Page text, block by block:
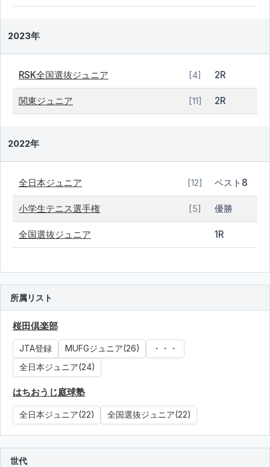
2023年
RSK全国選抜ジュニア [4] 2R
関東ジュニア [11] 2R
2022年
全日本ジュニア [12] ベスト8
小学生テニス選手権 [5] 優勝
全国選抜ジュニア 1R
所属リスト
桜田倶楽部
JTA登録 MUFGジュニア(26)
・・・
全日本ジュニア(24)
はちおうじ庭球塾
全日本ジュニア(22) 全国選抜ジュニア(22)
世代